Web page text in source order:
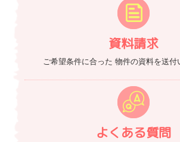
資料請求
ご希望条件に合った 物件の資料を送付
よくある質問